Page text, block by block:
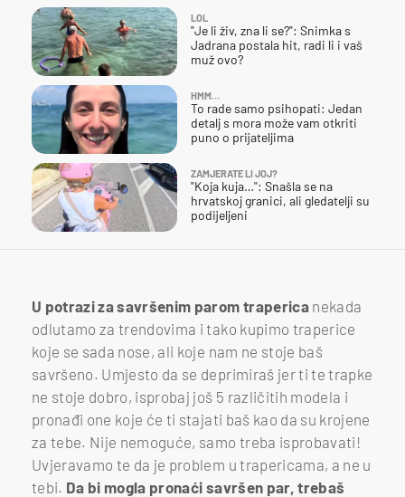
LOL
"Je li živ, zna li se?": Snimka s
Jadrana postala hit, radi li i vaš
muž ovo?
HMM…
To rade samo psihopati: Jedan
detalj s mora može vam otkriti
puno o prijateljima
ZAMJERATE LI JOJ?
"Koja kuja…": Snašla se na
hrvatskoj granici, ali gledatelji su
podijeljeni
U potrazi za savršenim parom trapericanekada
odlutamo za trendovima i tako kupimo traperice
koje se sada nose, ali koje nam ne stoje baš
savršeno. Umjesto da se deprimiraš jer ti te trapke
ne stoje dobro, isprobaj još 5 različitih modela i
pronađi one koje će ti stajati baš kao da su krojene
za tebe. Nije nemoguće, samo treba isprobavati!
Uvjeravamo te da je problem u trapericama, a ne u
tebi. Da bi mogla pronaći savršen par, trebaš